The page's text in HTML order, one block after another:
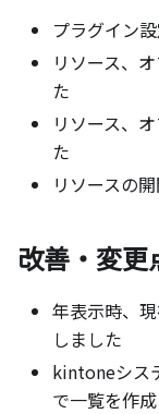
プラグイン
リソース、
た
リソース、
た
リソースの
改善・変更
年表示時、
しました
kintoneシス
で一覧を作